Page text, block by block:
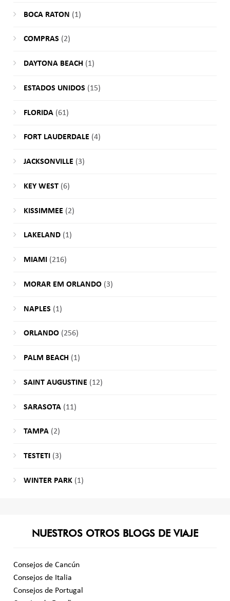
BOCA RATON (1)
COMPRAS (2)
DAYTONA BEACH (1)
ESTADOS UNIDOS (15)
FLORIDA(61)
FORT LAUDERDALE (4)
JACKSONVILLE (3)
KEY WEST(6)
KISSIMMEE (2)
LAKELAND(1)
MIAMI(216)
MORAR EM ORLANDO(3)
NAPLES (1)
ORLANDO(256)
PALM BEACH (1)
SAINT AUGUSTINE (12)
SARASOTA(11)
TAMPA(2)
TESTETI(3)
WINTER PARK(1)
NUESTROS OTROS BLOGS DE VIAJE
Consejos de Cancún
Consejos de Italia
Consejos de Portugal